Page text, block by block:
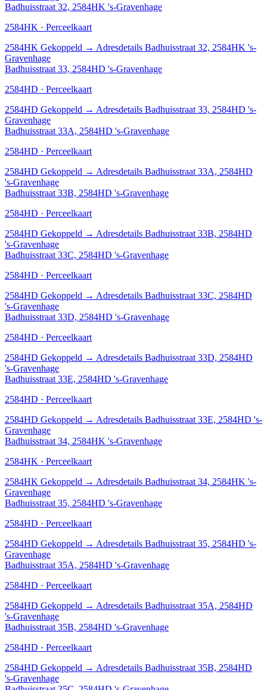
Badhuisstraat 32, 2584HK 's-Gravenhage
2584HK · Perceelkaart
2584HK Gekoppeld → Adresdetails Badhuisstraat 32, 2584HK 's-
Gravenhage
Badhuisstraat 33, 2584HD 's-Gravenhage
2584HD · Perceelkaart
2584HD Gekoppeld → Adresdetails Badhuisstraat 33, 2584HD 's-
Gravenhage
Badhuisstraat 33A, 2584HD 's-Gravenhage
2584HD · Perceelkaart
2584HD Gekoppeld → Adresdetails Badhuisstraat 33A, 2584HD
's-Gravenhage
Badhuisstraat 33B, 2584HD 's-Gravenhage
2584HD · Perceelkaart
2584HD Gekoppeld → Adresdetails Badhuisstraat 33B, 2584HD
's-Gravenhage
Badhuisstraat 33C, 2584HD 's-Gravenhage
2584HD · Perceelkaart
2584HD Gekoppeld → Adresdetails Badhuisstraat 33C, 2584HD
's-Gravenhage
Badhuisstraat 33D, 2584HD 's-Gravenhage
2584HD · Perceelkaart
2584HD Gekoppeld → Adresdetails Badhuisstraat 33D, 2584HD
's-Gravenhage
Badhuisstraat 33E, 2584HD 's-Gravenhage
2584HD · Perceelkaart
2584HD Gekoppeld → Adresdetails Badhuisstraat 33E, 2584HD 's-
Gravenhage
Badhuisstraat 34, 2584HK 's-Gravenhage
2584HK · Perceelkaart
2584HK Gekoppeld → Adresdetails Badhuisstraat 34, 2584HK 's-
Gravenhage
Badhuisstraat 35, 2584HD 's-Gravenhage
2584HD · Perceelkaart
2584HD Gekoppeld → Adresdetails Badhuisstraat 35, 2584HD 's-
Gravenhage
Badhuisstraat 35A, 2584HD 's-Gravenhage
2584HD · Perceelkaart
2584HD Gekoppeld → Adresdetails Badhuisstraat 35A, 2584HD
's-Gravenhage
Badhuisstraat 35B, 2584HD 's-Gravenhage
2584HD · Perceelkaart
2584HD Gekoppeld → Adresdetails Badhuisstraat 35B, 2584HD
's-Gravenhage